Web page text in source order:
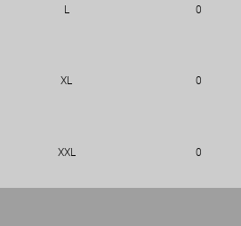
L 0
XL 0
XXL 0